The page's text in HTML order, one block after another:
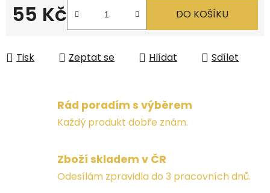
55 Kč
Měrná cena:
DO KOŠÍKU
Tisk Zeptat se Hlídat Sdílet
Rád poradím s výběrem
Každý produkt dobře znám.
Zboží skladem v ČR
Odesílám zpravidla do 3 pracovních dnů.